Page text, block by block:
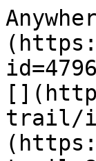
trail/